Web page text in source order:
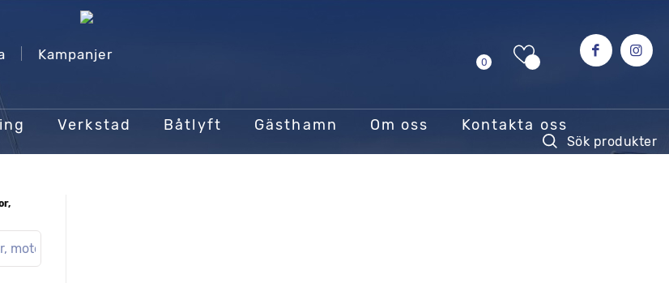
Kampanjer 0
Verkstad Båtlyft Gästhamn Om oss Kontakta oss